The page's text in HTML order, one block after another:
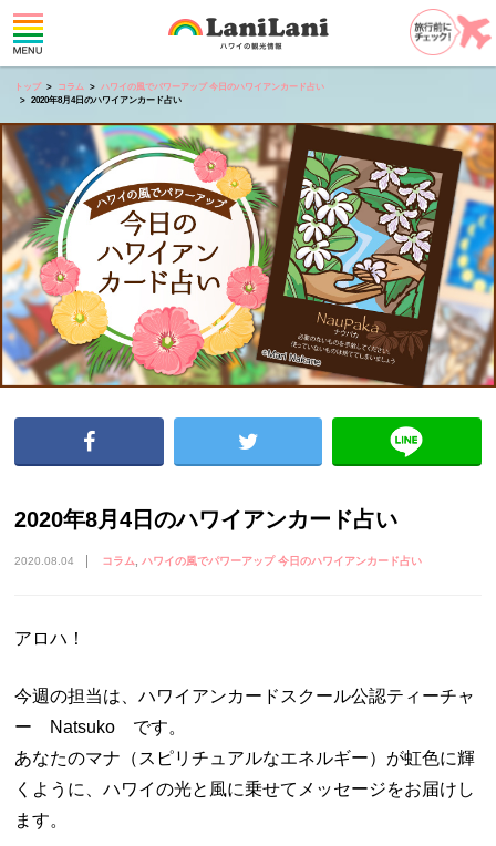
トップ コラム
ハワイの風でパワーアップ 今日のハワイアンカード占い
2020年8月4日のハワイアンカード占い
2020年8月4日のハワイアンカード占い
2020.08.04 コラム ハワイの風でパワーアップ 今日のハワイアンカード占い
アロハ！
今週の担当は、ハワイアンカードスクール公認ティーチャ
ー Natsuko です。
あなたのマナ（スピリチュアルなエネルギー）が虹色に輝
くように、ハワイの光と風に乗せてメッセージをお届けし
ます。